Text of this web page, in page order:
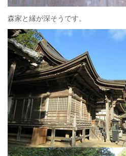
森家と縁が深そうです。